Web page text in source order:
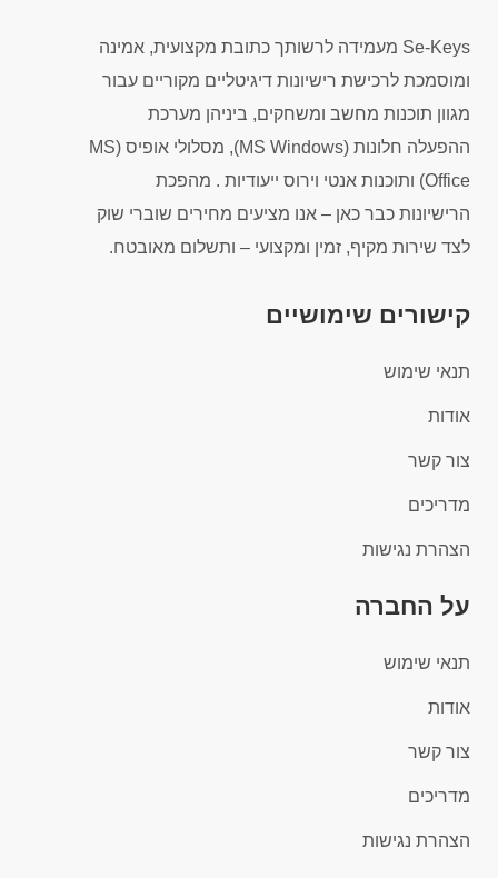
Se-Keys מעמידה לרשותך כתובת מקצועית, אמינה
ומוסמכת לרכישת רישיונות דיגיטליים מקוריים עבור
מגוון תוכנות מחשב ומשחקים, ביניהן מערכת
ההפעלה חלונות (MS Windows), מסלולי אופיס (MS
Office) ותוכנות אנטי וירוס ייעודיות . מהפכת
הרישיונות כבר כאן – אנו מציעים מחירים שוברי שוק
לצד שירות מקיף, זמין ומקצועי – ותשלום מאובטח.
קישורים שימושיים
תנאי שימוש
אודות
צור קשר
מדריכים
הצהרת נגישות
על החברה
תנאי שימוש
אודות
צור קשר
מדריכים
הצהרת נגישות